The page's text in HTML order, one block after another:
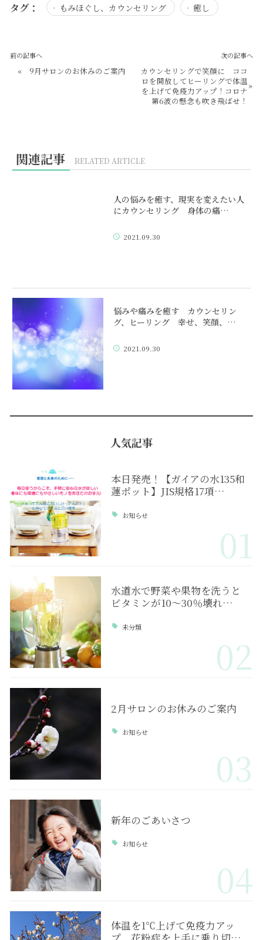
タグ： もみほぐし、カウンセリング 癒し
前の記事へ
« 9月サロンのお休みのご案内
次の記事へ
カウンセリングで笑顔に ココ
ロを開放してヒーリングで体温
を上げて免疫力アップ！コロナ
第6波の懸念も吹き飛ばせ！
»
関連記事 RELATED ARTICLE
人の悩みを癒す、現実を変えたい人
にカウンセリング 身体の痛…
2021.09.30
悩みや痛みを癒す カウンセリン
グ、ヒーリング 幸せ、笑顔、…
2021.09.30
人気記事
本日発売！【ガイアの水135和
蓮ポット】JIS規格17項…
お知らせ
01
水道水で野菜や果物を洗うと
ビタミンが10～30％壊れ…
未分類
02
2月サロンのお休みのご案内
お知らせ
03
新年のごあいさつ
お知らせ
04
体温を1℃上げて免疫力アッ